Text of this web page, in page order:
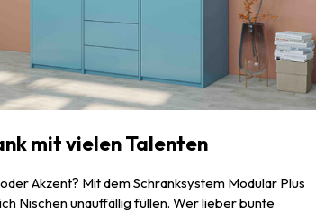
mit vielen Talenten
Akzent? Mit dem Schranksystem Modular Plus
Nischen unauffällig füllen. Wer lieber bunte